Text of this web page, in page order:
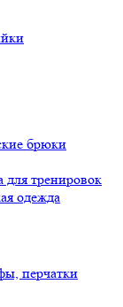
брюки
для тренировок
одежда
перчатки